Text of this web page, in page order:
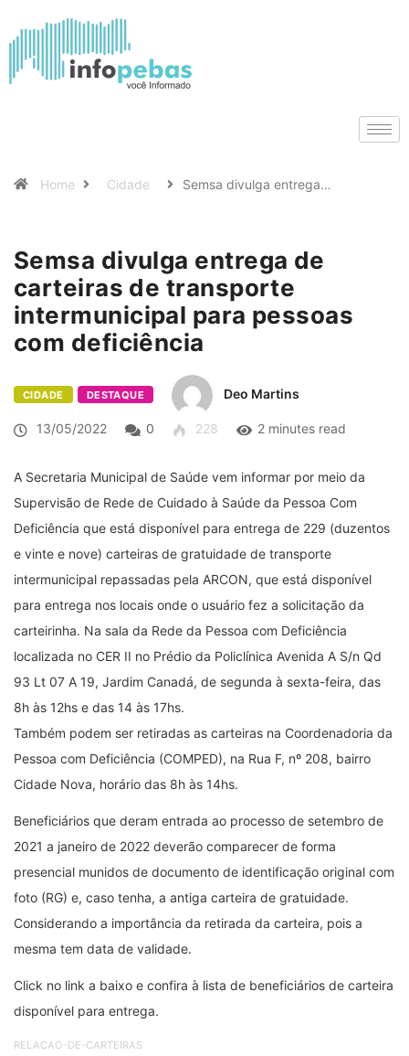
Home Cidade Semsa divulga entrega…
Semsa divulga entrega de
carteiras de transporte
intermunicipal para pessoas
com deficiência
CIDADE DESTAQUE Deo Martins
13/05/2022 0 228 2 minutes read
A Secretaria Municipal de Saúde vem informar por meio da
Supervisão de Rede de Cuidado à Saúde da Pessoa Com
Deficiência que está disponível para entrega de 229 (duzentos
e vinte e nove) carteiras de gratuidade de transporte
intermunicipal repassadas pela ARCON, que está disponível
para entrega nos locais onde o usuário fez a solicitação da
carteirinha. Na sala da Rede da Pessoa com Deficiência
localizada no CER II no Prédio da Policlínica Avenida A S/n Qd
93 Lt 07 A 19, Jardim Canadá, de segunda à sexta-feira, das
8h às 12hs e das 14 às 17hs.
Também podem ser retiradas as carteiras na Coordenadoria da
Pessoa com Deficiência (COMPED), na Rua F, nº 208, bairro
Cidade Nova, horário das 8h às 14hs.
Beneficiários que deram entrada ao processo de setembro de
2021 a janeiro de 2022 deverão comparecer de forma
presencial munidos de documento de identificação original com
foto (RG) e, caso tenha, a antiga carteira de gratuidade.
Considerando a importância da retirada da carteira, pois a
mesma tem data de validade.
Click no link a baixo e confira à lista de beneficiários de carteira
disponível para entrega.
RELACAO-DE-CARTEIRAS